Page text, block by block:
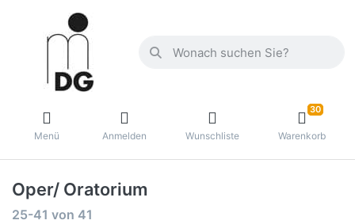
Menü Anmelden Wunschliste
30
Warenkorb
Oper/ Oratorium
25-41 von 41